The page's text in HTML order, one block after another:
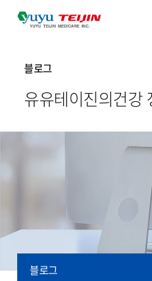
블로그
유유테이진의 건강
블로그